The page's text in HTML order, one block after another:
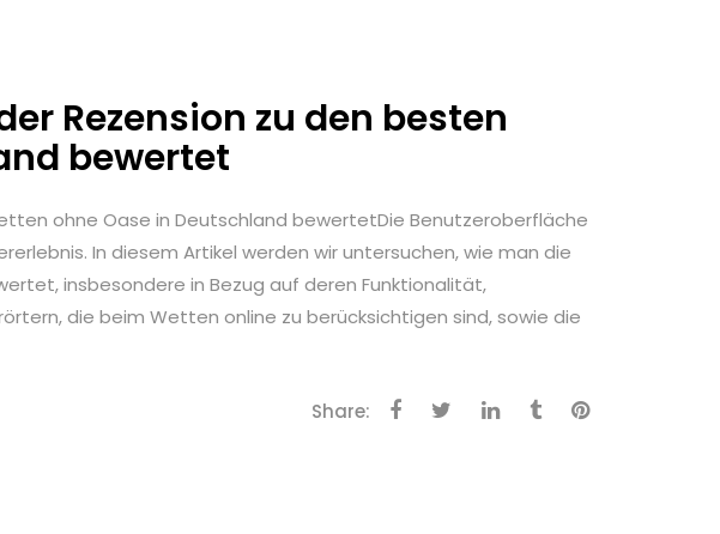
Rezension zu den besten
bewertet
ohne Oase in Deutschland bewertetDie Benutzeroberfläche
In diesem Artikel werden wir untersuchen, wie man die
insbesondere in Bezug auf deren Funktionalität,
die beim Wetten online zu berücksichtigen sind, sowie die
Share: